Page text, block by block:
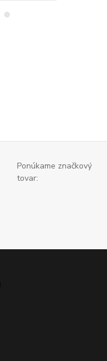
Ponúkame značkový
tovar: